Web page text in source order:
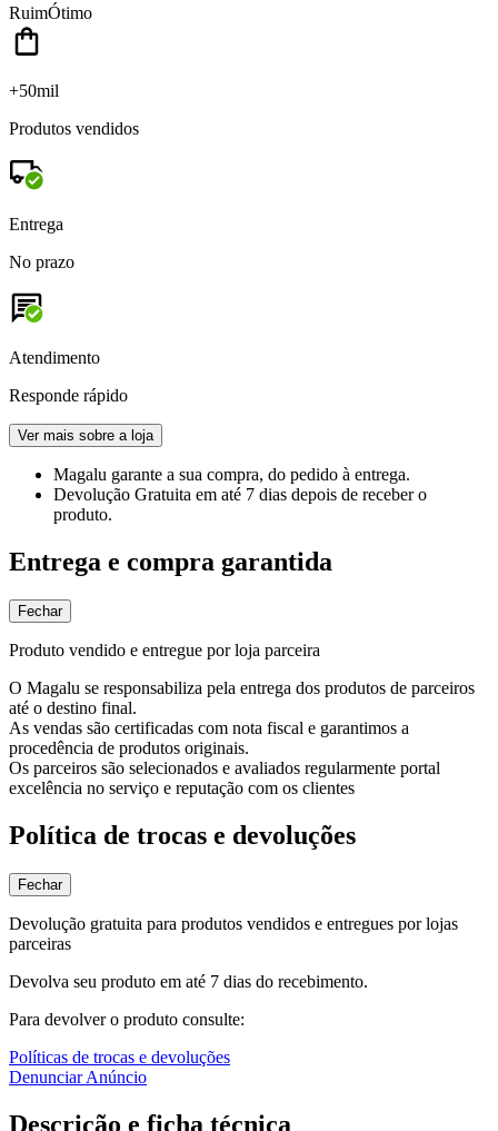
RuimÓtimo
+50mil
Produtos vendidos
Entrega
No prazo
Atendimento
Responde rápido
Ver mais sobre a loja
Magalu garante a sua compra, do pedido à entrega.
Devolução Gratuita em até 7 dias depois de receber o
produto.
Entrega e compra garantida
Fechar
Produto vendido e entregue por loja parceira
O Magalu se responsabiliza pela entrega dos produtos de parceiros
até o destino final.
As vendas são certificadas com nota fiscal e garantimos a
procedência de produtos originais.
Os parceiros são selecionados e avaliados regularmente portal
excelência no serviço e reputação com os clientes
Política de trocas e devoluções
Fechar
Devolução gratuita para produtos vendidos e entregues por lojas
parceiras
Devolva seu produto em até 7 dias do recebimento.
Para devolver o produto consulte:
Políticas de trocas e devoluções
Denunciar Anúncio
Descrição e ficha técnica